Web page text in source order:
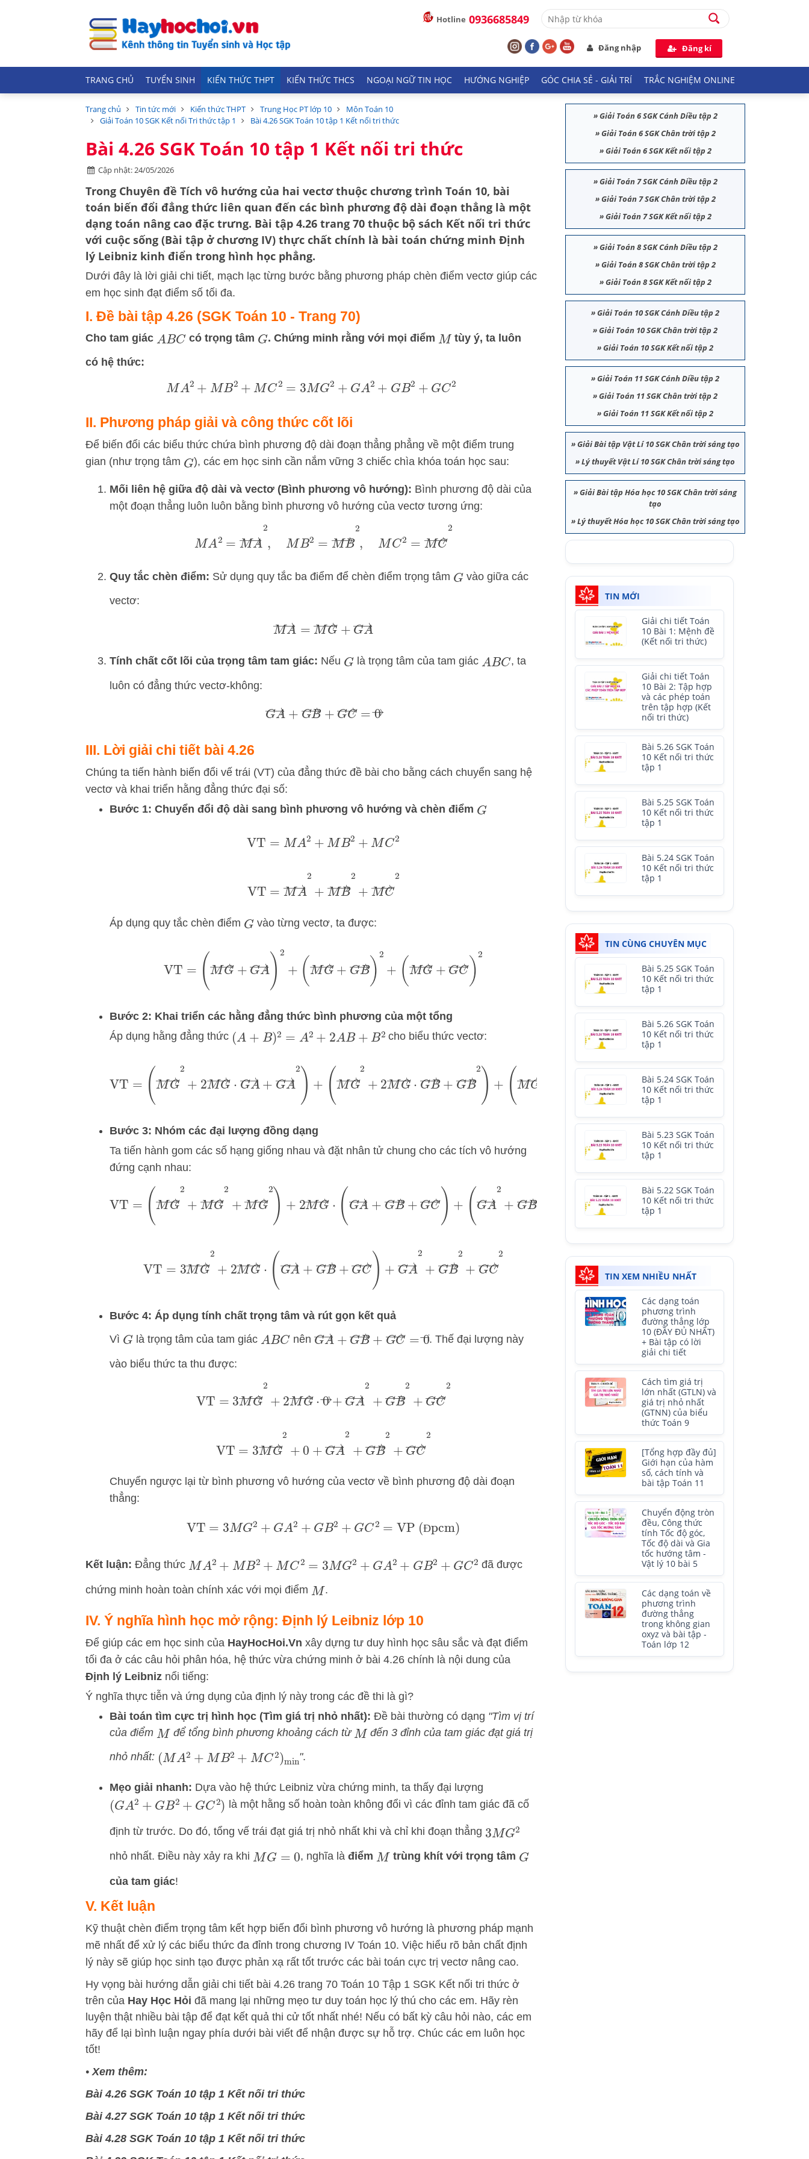
Hotline 0936685849
Đăng nhập Đăng kí
TRANG CHỦ TUYỂN SINH KIẾN THỨC THPT KIẾN THỨC THCS NGOẠI NGỮ TIN HỌC HƯỚNG NGHIỆP GÓC CHIA SẺ - GIẢI TRÍ TRẮC NGHIỆM ONLINE
Trang chủ Tin tức mới Kiến thức THPT Trung Học PT lớp 10
Môn Toán 10
Giải Toán 10 SGK Kết nối Tri thức tập 1
Bài 4.26 SGK Toán 10 tập 1 Kết nối tri thức
Bài 4.26 SGK Toán 10 tập 1 Kết nối tri thức
Cập nhật: 24/05/2026
Trong Chuyên đề Tích vô hướng của hai vectơ thuộc chương trình Toán 10, bài
toán biến đổi đẳng thức liên quan đến các bình phương độ dài đoạn thẳng là một
dạng toán nâng cao đặc trưng. Bài tập 4.26 trang 70 thuộc bộ sách Kết nối tri thức
với cuộc sống (Bài tập ở chương IV) thực chất chính là bài toán chứng minh Định
lý Leibniz kinh điển trong hình học phẳng.
Dưới đây là lời giải chi tiết, mạch lạc từng bước bằng phương pháp chèn điểm vectơ giúp các
em học sinh đạt điểm số tối đa.
I. Đề bài tập 4.26 (SGK Toán 10 - Trang 70)
Cho tam giác ABCcó trọng tâm G. Chứng minh rằng với mọi điểm M tùy ý, ta luôn
có hệ thức:
MA 2+MB2 +MC2 =3MG2+ G A2+GB 2+G C2
II. Phương pháp giải và công thức cốt lõi
Để biến đổi các biểu thức chứa bình phương độ dài đoạn thẳng phẳng về một điểm trung
gian (như trọng tâm G), các em học sinh cần nắm vững 3 chiếc chìa khóa toán học sau:
Mối liên hệ giữa độ dài và vectơ (Bình phương vô hướng): Bình phương độ dài của
một đoạn thẳng luôn luôn bằng bình phương vô hướng của vectơ tương ứng:
→ 2
Quy tắc chèn điểm: Sử dụng quy tắc ba điểm để chèn điểm trọng tâm Gvào giữa các
vectơ:
MA→ =MG→ +GA→
Tính chất cốt lõi của trọng tâm tam giác: Nếu Glà trọng tâm của tam giác ABC, ta
luôn có đẳng thức vectơ-không:
A→ +GB→ +GC→=0→
III. Lời giải chi tiết bài 4.26
Chúng ta tiến hành biến đổi vế trái (VT) của đẳng thức đề bài cho bằng cách chuyển sang hệ
vectơ và khai triển hằng đẳng thức đại số:
Bước 1: Chuyển đổi độ dài sang bình phương vô hướng và chèn điểm G
VT=MA2 +MB2+ MC2
2+ 2 →2
Áp dụng quy tắc chèn điểm Gvào từng vectơ, ta được:
MG →)2+ G )2+ G )2
Bước 2: Khai triển các hằng đẳng thức bình phương của một tổng
Áp dụng hằng đẳng thức (A+B )2= A2 +2AB+B2 cho biểu thức vectơ:
M →2 A→ + G→ GB 2)
MG→ +2M G → ⋅GC → GC→2
Bước 3: Nhóm các đại lượng đồng dạng
Ta tiến hành gom các số hạng giống nhau và đặt nhân tử chung cho các tích vô hướng
đứng cạnh nhau:
VT M M +M MG → C
+
(GA → 2 +GB→ 2+GC → 2)
2 A→ )+ 2 → C→
Bước 4: Áp dụng tính chất trọng tâm và rút gọn kết quả
Vì Glà trọng tâm của tam giác ABCnên GA →+GB→+GC→=0→
. Thế đại lượng này
vào biểu thức ta thu được:
2M →2 → C→
+ + 2 →
Chuyển ngược lại từ bình phương vô hướng của vectơ về bình phương độ dài đoạn
thẳng:
Đ
VT = 3MG 2+ G A2 +GB2+ G C2=VP (Đpcm)
Kết luận: Đẳng thức MA2+MB2+MC2=3MG 2+GA 2+ GB2 +GC2 đã được
chứng minh hoàn toàn chính xác với mọi điểm M .
IV. Ý nghĩa hình học mở rộng: Định lý Leibniz lớp 10
Để giúp các em học sinh của HayHocHoi.Vn xây dựng tư duy hình học sâu sắc và đạt điểm
tối đa ở các câu hỏi phân hóa, hệ thức vừa chứng minh ở bài 4.26 chính là nội dung của
Định lý Leibniz nổi tiếng:
Ý nghĩa thực tiễn và ứng dụng của định lý này trong các đề thi là gì?
Bài toán tìm cực trị hình học (Tìm giá trị nhỏ nhất): Đề bài thường có dạng "Tìm vị trí
của điểm M để tổng bình phương khoảng cách từM đến 3 đỉnh của tam giác đạt giá trị
nhỏ nhất: (MA2+MB2+MC2)min ".
Mẹo giải nhanh: Dựa vào hệ thức Leibniz vừa chứng minh, ta thấy đại lượng
(GA2 +GB2+ G C2) là một hằng số hoàn toàn không đổi vì các đỉnh tam giác đã cố
định từ trước. Do đó, tổng vế trái đạt giá trị nhỏ nhất khi và chỉ khi đoạn thẳng 3MG2
nhỏ nhất. Điều này xảy ra khi MG=0 , nghĩa là điểm M trùng khít với trọng tâm G
của tam giác!
V. Kết luận
Kỹ thuật chèn điểm trọng tâm kết hợp biến đổi bình phương vô hướng là phương pháp mạnh
mẽ nhất để xử lý các biểu thức đa đỉnh trong chương IV Toán 10. Việc hiểu rõ bản chất định
lý này sẽ giúp học sinh tạo được phản xạ rất tốt trước các bài toán cực trị vectơ nâng cao.
Hy vọng bài hướng dẫn giải chi tiết bài 4.26 trang 70 Toán 10 Tập 1 SGK Kết nối tri thức ở
trên của Hay Học Hỏi đã mang lại những mẹo tư duy toán học lý thú cho các em. Hãy rèn
luyện thật nhiều bài tập để đạt kết quả thi cử tốt nhất nhé! Nếu có bất kỳ câu hỏi nào, các em
hãy để lại bình luận ngay phía dưới bài viết để nhận được sự hỗ trợ. Chúc các em luôn học
tốt!
•Xem thêm:
Bài 4.26 SGK Toán 10 tập 1 Kết nối tri thức
Bài 4.27 SGK Toán 10 tập 1 Kết nối tri thức
Bài 4.28 SGK Toán 10 tập 1 Kết nối tri thức
»Giải Toán 6 SGK Cánh Diều tập 2
»Giải Toán 6 SGK Chân trời tập 2
»Giải Toán 6 SGK Kết nối tập 2
»Giải Toán 7 SGK Cánh Diều tập 2
»Giải Toán 7 SGK Chân trời tập 2
»Giải Toán 7 SGK Kết nối tập 2
»Giải Toán 8 SGK Cánh Diều tập 2
»Giải Toán 8 SGK Chân trời tập 2
»Giải Toán 8 SGK Kết nối tập 2
»Giải Toán 10 SGK Cánh Diều tập 2
»Giải Toán 10 SGK Chân trời tập 2
»Giải Toán 10 SGK Kết nối tập 2
»Giải Toán 11 SGK Cánh Diều tập 2
»Giải Toán 11 SGK Chân trời tập 2
»Giải Toán 11 SGK Kết nối tập 2
»Giải Bài tập Vật Lí 10 SGK Chân trời sáng tạo
»Lý thuyết Vật Lí 10 SGK Chân trời sáng tạo
»Giải Bài tập Hóa học 10 SGK Chân trời sáng
tạo
»Lý thuyết Hóa học 10 SGK Chân trời sáng tạo
TIN MỚI
Giải chi tiết Toán
10 Bài 1: Mệnh đề
(Kết nối tri thức)
Giải chi tiết Toán
10 Bài 2: Tập hợp
và các phép toán
trên tập hợp (Kết
nối tri thức)
Bài 5.26 SGK Toán
10 Kết nối tri thức
tập 1
Bài 5.25 SGK Toán
10 Kết nối tri thức
tập 1
Bài 5.24 SGK Toán
10 Kết nối tri thức
tập 1
TIN CÙNG CHUYÊN MỤC
Bài 5.25 SGK Toán
10 Kết nối tri thức
tập 1
Bài 5.26 SGK Toán
10 Kết nối tri thức
tập 1
Bài 5.24 SGK Toán
10 Kết nối tri thức
tập 1
Bài 5.23 SGK Toán
10 Kết nối tri thức
tập 1
Bài 5.22 SGK Toán
10 Kết nối tri thức
tập 1
TIN XEM NHIỀU NHẤT
Các dạng toán
phương trình
đường thẳng lớp
10 (ĐẦY ĐỦ NHẤT)
+ Bài tập có lời
giải chi tiết
Cách tìm giá trị
lớn nhất (GTLN) và
giá trị nhỏ nhất
(GTNN) của biểu
thức Toán 9
[Tổng hợp đầy đủ]
Giới hạn của hàm
số, cách tính và
bài tập Toán 11
Chuyển động tròn
đều, Công thức
tính Tốc độ góc,
Tốc độ dài và Gia
tốc hướng tâm -
Vật lý 10 bài 5
Các dạng toán về
phương trình
đường thẳng
trong không gian
oxyz và bài tập -
Toán lớp 12